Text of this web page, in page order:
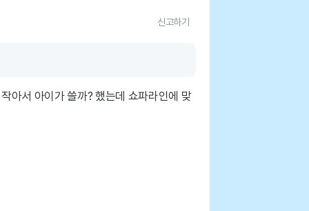
신고하기
아서 아이가 쓸까? 했는데 쇼파라인에 맞